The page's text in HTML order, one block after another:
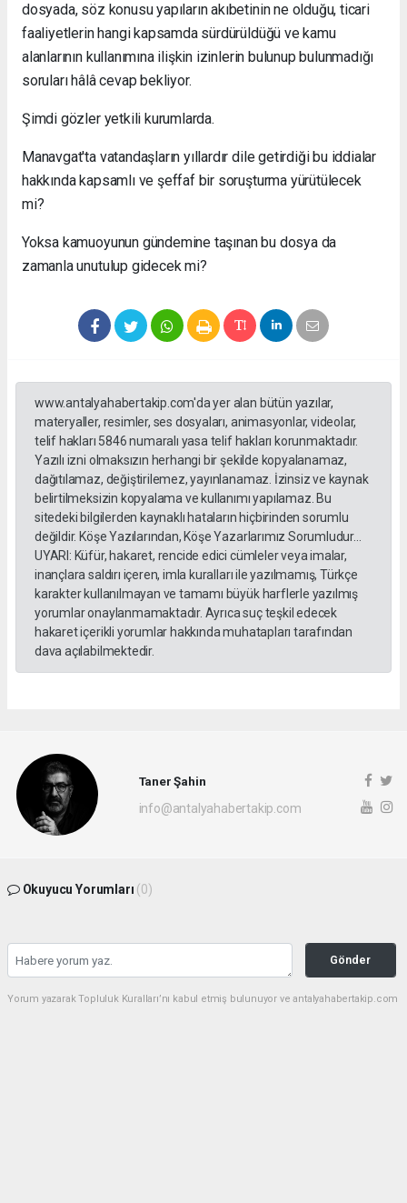
dosyada, söz konusu yapıların akıbetinin ne olduğu, ticari
faaliyetlerin hangi kapsamda sürdürüldüğü ve kamu
alanlarının kullanımına ilişkin izinlerin bulunup bulunmadığı
soruları hâlâ cevap bekliyor.
Şimdi gözler yetkili kurumlarda.
Manavgat'ta vatandaşların yıllardır dile getirdiği bu iddialar
hakkında kapsamlı ve şeffaf bir soruşturma yürütülecek
mi?
Yoksa kamuoyunun gündemine taşınan bu dosya da
zamanla unutulup gidecek mi?
www.antalyahabertakip.com'da yer alan bütün yazılar,
materyaller, resimler, ses dosyaları, animasyonlar, videolar,
telif hakları 5846 numaralı yasa telif hakları korunmaktadır.
Yazılı izni olmaksızın herhangi bir şekilde kopyalanamaz,
dağıtılamaz, değiştirilemez, yayınlanamaz. İzinsiz ve kaynak
belirtilmeksizin kopyalama ve kullanımı yapılamaz. Bu
sitedeki bilgilerden kaynaklı hataların hiçbirinden sorumlu
değildir. Köşe Yazılarından, Köşe Yazarlarımız Sorumludur...
UYARI: Küfür, hakaret, rencide edici cümleler veya imalar,
inançlara saldırı içeren, imla kuralları ile yazılmamış, Türkçe
karakter kullanılmayan ve tamamı büyük harflerle yazılmış
yorumlar onaylanmamaktadır. Ayrıca suç teşkil edecek
hakaret içerikli yorumlar hakkında muhatapları tarafından
dava açılabilmektedir.
Taner Şahin
info@antalyahabertakip.com
Okuyucu Yorumları (0)
Gönder
Yorum yazarak Topluluk Kuralları’nı kabul etmiş bulunuyor ve antalyahabertakip.com